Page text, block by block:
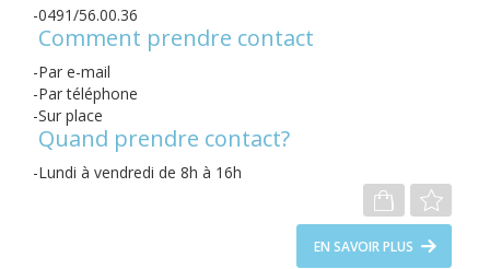
0491/56.00.36
Comment prendre contact
Par e-mail
Par téléphone
Sur place
Quand prendre contact?
Lundi à vendredi de 8h à 16h
EN SAVOIR PLUS